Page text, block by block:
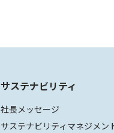
サステナビリティ
社長メッセージ
サステナビリティマネジメン